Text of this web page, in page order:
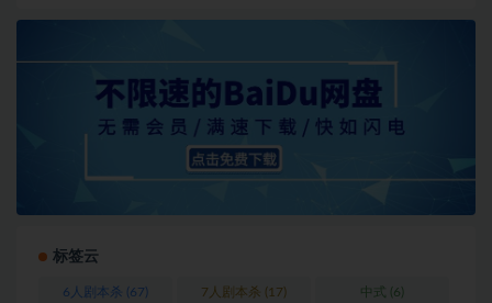
标签云
6人剧本杀 (67) 7人剧本杀 (17) 中式 (6)